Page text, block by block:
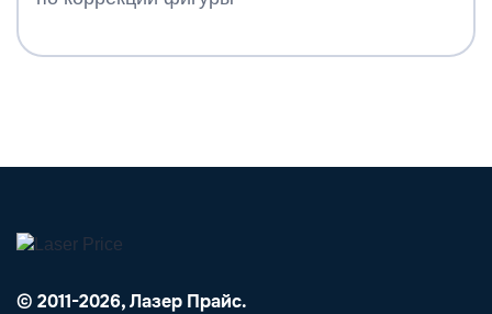
© 2011-2026, Лазер Прайс.